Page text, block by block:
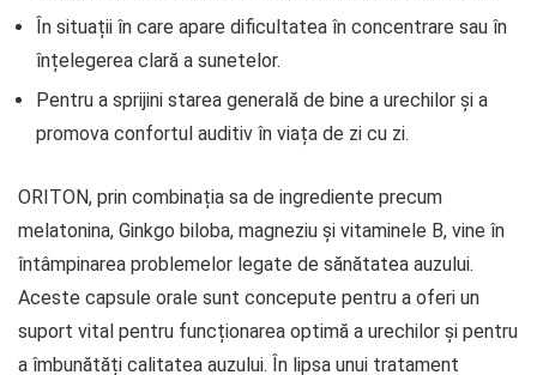
În situații în care apare dificultatea în concentrare sau în
înțelegerea clară a sunetelor.
Pentru a sprijini starea generală de bine a urechilor și a
promova confortul auditiv în viața de zi cu zi.
ORITON, prin combinația sa de ingrediente precum
melatonina, Ginkgo biloba, magneziu și vitaminele B, vine în
întâmpinarea problemelor legate de sănătatea auzului.
Aceste capsule orale sunt concepute pentru a oferi un
suport vital pentru funcționarea optimă a urechilor și pentru
a îmbunătăți calitatea auzului. În lipsa unui tratament